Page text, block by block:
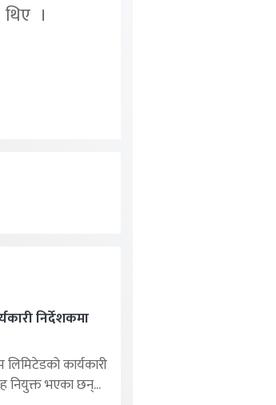
।
निर्देशकमा
कार्यकारी
नियुक्त भएका छन्...